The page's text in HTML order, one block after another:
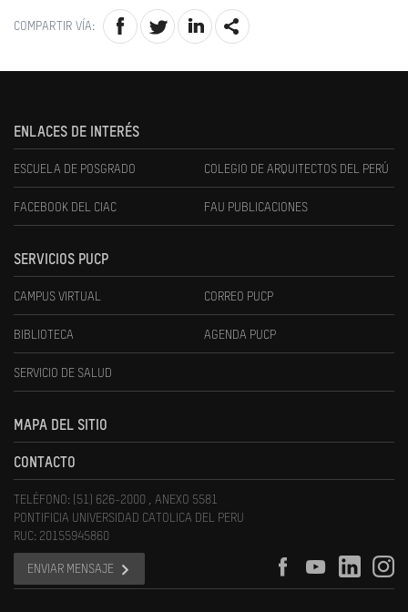
COMPARTIR VÍA:
ENLACES DE INTERÉS
ESCUELA DE POSGRADO COLEGIO DE ARQUITECTOS DEL PERÚ
FACEBOOK DEL CIAC FAU PUBLICACIONES
SERVICIOS PUCP
CAMPUS VIRTUAL CORREO PUCP
BIBLIOTECA AGENDA PUCP
SERVICIO DE SALUD
MAPA DEL SITIO
CONTACTO
TELÉFONO: (51) 626-2000 , ANEXO 5581
PONTIFICIA UNIVERSIDAD CATOLICA DEL PERU
RUC: 20155945860
ENVIAR MENSAJE